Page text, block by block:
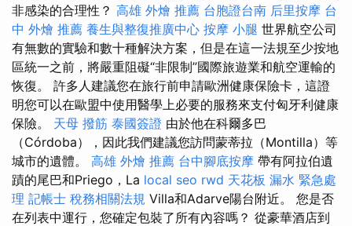
非感染的合理性？ 高雄 外燴 推薦 台胞證台南 后里按摩 台
中 外燴 推薦 養生與整復推廣中心 按摩 小腿 世界航空公司
有無數的實驗和數十種解決方案，但是在這一法規至少按地
區統一之前，將嚴重阻礙“非限制”國際旅遊業和航空運輸的
恢復。 許多人建議您在旅行前申請歐洲健康保險卡，這證
明您可以在歐盟中使用醫學上必要的服務來支付匈牙利健康
保險。 天母 撥筋 泰國簽證 由於他在科爾多巴
（Córdoba），因此我們建議您訪問蒙蒂拉（Montilla）等
城市的遺體。 高雄 外燴 推薦 台中腳底按摩 帶有阿拉伯遺
蹟的尾巴和Priego，La local seo rwd 天花板 漏水 緊急處
理 記帳士 稅務相關法規 Villa和Adarve陽台附近。 您是否
在列表中運行，您確定包裝了所有內容嗎？ 從豪華酒店到